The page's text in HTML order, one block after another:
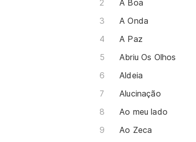
A Boa
A Onda
A Paz
Abriu Os Olhos
Aldeia
Alucinação
Ao meu lado
Ao Zeca